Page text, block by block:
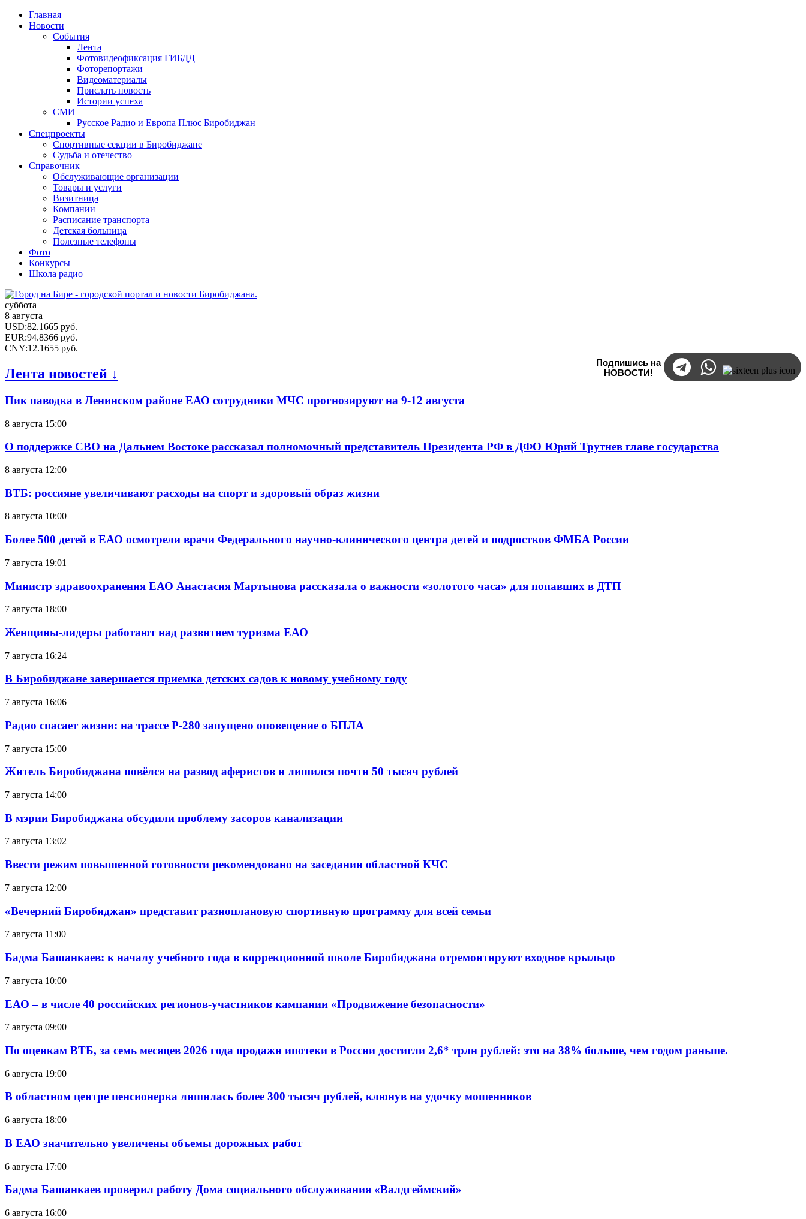
Главная
Новости
События
Лента
Фотовидеофиксация ГИБДД
Фоторепортажи
Видеоматериалы
Прислать новость
Истории успеха
СМИ
Русское Радио и Европа Плюс Биробиджан
Спецпроекты
Спортивные секции в Биробиджане
Судьба и отечество
Справочник
Обслуживающие организации
Товары и услуги
Визитница
Компании
Расписание транспорта
Детская больница
Полезные телефоны
Фото
Конкурсы
Школа радио
суббота
8 августа
USD:82.1665 руб.
EUR:94.8366 руб.
CNY:12.1655 руб.
Подпишись на
НОВОСТИ!
Лента новостей ↓
Пик паводка в Ленинском районе ЕАО сотрудники МЧС прогнозируют на 9-12 августа
8 августа 15:00
О поддержке СВО на Дальнем Востоке рассказал полномочный представитель Президента РФ в ДФО Юрий Трутнев главе государства
8 августа 12:00
ВТБ: россияне увеличивают расходы на спорт и здоровый образ жизни
8 августа 10:00
Более 500 детей в ЕАО осмотрели врачи Федерального научно-клинического центра детей и подростков ФМБА России
7 августа 19:01
Министр здравоохранения ЕАО Анастасия Мартынова рассказала о важности «золотого часа» для попавших в ДТП
7 августа 18:00
Женщины-лидеры работают над развитием туризма ЕАО
7 августа 16:24
В Биробиджане завершается приемка детских садов к новому учебному году
7 августа 16:06
Радио спасает жизни: на трассе Р-280 запущено оповещение о БПЛА
7 августа 15:00
Житель Биробиджана повёлся на развод аферистов и лишился почти 50 тысяч рублей
7 августа 14:00
В мэрии Биробиджана обсудили проблему засоров канализации
7 августа 13:02
Ввести режим повышенной готовности рекомендовано на заседании областной КЧС
7 августа 12:00
«Вечерний Биробиджан» представит разноплановую спортивную программу для всей семьи
7 августа 11:00
Бадма Башанкаев: к началу учебного года в коррекционной школе Биробиджана отремонтируют входное крыльцо
7 августа 10:00
ЕАО – в числе 40 российских регионов-участников кампании «Продвижение безопасности»
7 августа 09:00
По оценкам ВТБ, за семь месяцев 2026 года продажи ипотеки в России достигли 2,6* трлн рублей: это на 38% больше, чем годом раньше.
6 августа 19:00
В областном центре пенсионерка лишилась более 300 тысяч рублей, клюнув на удочку мошенников
6 августа 18:00
В ЕАО значительно увеличены объемы дорожных работ
6 августа 17:00
Бадма Башанкаев проверил работу Дома социального обслуживания «Валдгеймский»
6 августа 16:00